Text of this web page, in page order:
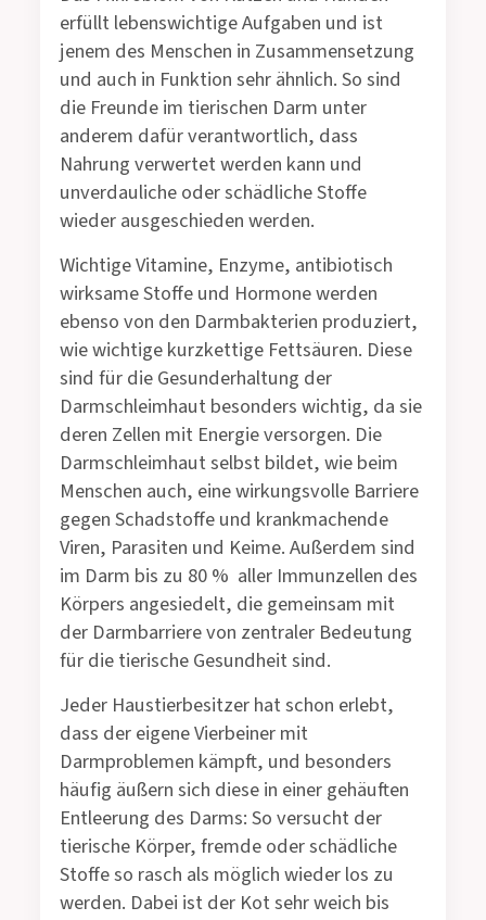
erfüllt lebenswichtige Aufgaben und ist
jenem des Menschen in Zusammensetzung
und auch in Funktion sehr ähnlich. So sind
die Freunde im tierischen Darm unter
anderem dafür verantwortlich, dass
Nahrung verwertet werden kann und
unverdauliche oder schädliche Stoffe
wieder ausgeschieden werden.
Wichtige Vitamine, Enzyme, antibiotisch
wirksame Stoffe und Hormone werden
ebenso von den Darmbakterien produziert,
wie wichtige kurzkettige Fettsäuren. Diese
sind für die Gesunderhaltung der
Darmschleimhaut besonders wichtig, da sie
deren Zellen mit Energie versorgen. Die
Darmschleimhaut selbst bildet, wie beim
Menschen auch, eine wirkungsvolle Barriere
gegen Schadstoffe und krankmachende
Viren, Parasiten und Keime. Außerdem sind
im Darm bis zu 80 % aller Immunzellen des
Körpers angesiedelt, die gemeinsam mit
der Darmbarriere von zentraler Bedeutung
für die tierische Gesundheit sind.
Jeder Haustierbesitzer hat schon erlebt,
dass der eigene Vierbeiner mit
Darmproblemen kämpft, und besonders
häufig äußern sich diese in einer gehäuften
Entleerung des Darms: So versucht der
tierische Körper, fremde oder schädliche
Stoffe so rasch als möglich wieder los zu
werden. Dabei ist der Kot sehr weich bis